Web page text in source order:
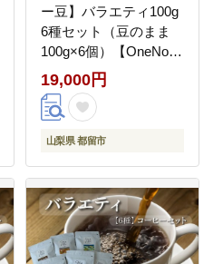
ー豆】バラエティ100g
6種セット（豆のまま
100g×6個）【OneNote
Coffee Roaster】｜煎
りたて コーヒー 直送
プレゼント 贈答 珈琲豆
レート デザート フレー
バー 旅行 キャンプ ア
ウトドア ケーキ
19,000円
山梨県 都留市